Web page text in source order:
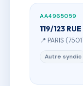
AA4965059
119/123
📍 PARIS
Autre syndic